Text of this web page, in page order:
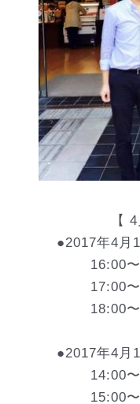
【
●2017年4月
16:00
17:00
18:00
●2017年4月
14:00
15:00